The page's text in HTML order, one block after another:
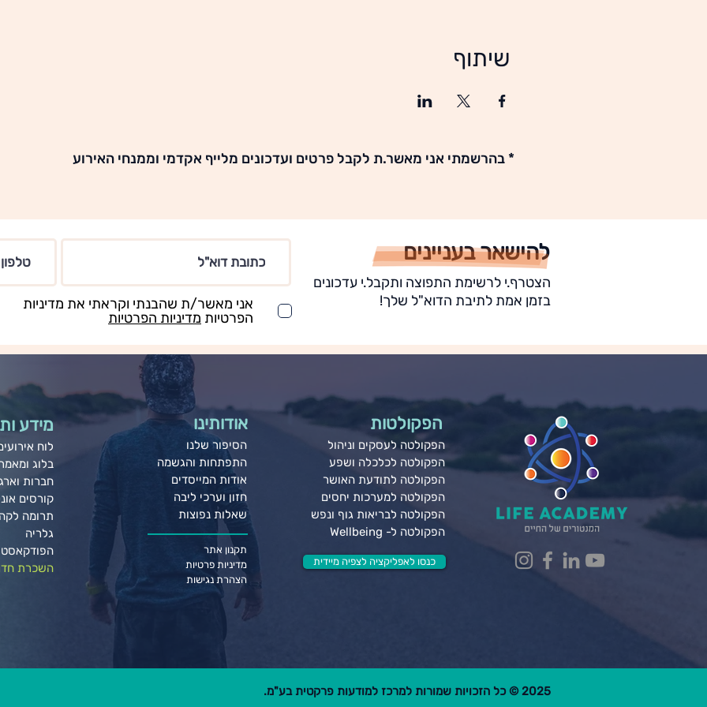
שיתוף
* בהרשמתי אני מאשר.ת לקבל פרטים ועדכונים מלייף אקדמי וממנחי האירוע
הצטרף.י לרשימת התפוצה ותקבל.י עדכונים
בזמן אמת לתיבת הדוא"ל שלך!
להישאר בעניינים
אני מאשר/ת שהבנתי וקראתי את מדיניות
הפרטיות מדיניות הפרטיות
מידע
לוח
בלוג
חברות
קורסים
תרומה
גלריה
הפודקאסט
השכרת
אודותינו
הסיפור שלנו
התפתחות והגשמה
אודות המייסדים
חזון וערכי ליבה
שאלות נפוצות
תקנון אתר
מדיניות פרטיות
הצהרת נגישות
הפקולטות
הפקולטה לעסקים וניהול
הפקולטה לכלכלה ושפע
הפקולטה לתודעת האושר
הפקולטה למערכות יחסים
הפקולטה לבריאות גוף ונפש
הפקולטה ל- Wellbeing
כנסו לאפליקציה לצפיה מיידית
2025 © כל הזכויות שמורות למרכז למודעות פרקטית בע"מ.